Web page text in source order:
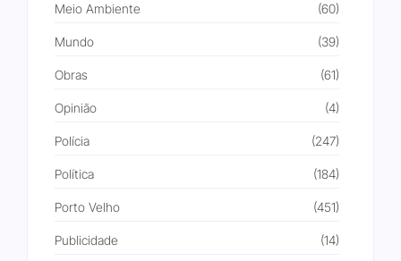
Meio Ambiente (60)
Mundo (39)
Obras (61)
Opinião (4)
Polícia (247)
Política (184)
Porto Velho (451)
Publicidade (14)